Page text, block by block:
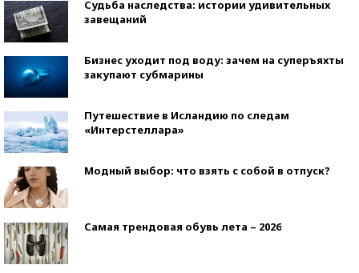
Судьба наследства: истории удивительных
завещаний
Бизнес уходит под воду: зачем на суперъяхты
закупают субмарины
Путешествие в Исландию по следам
«Интерстеллара»
Модный выбор: что взять с собой в отпуск?
Самая трендовая обувь лета – 2026